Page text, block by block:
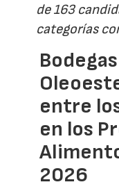
de 163
categorías
entre
en los
2026